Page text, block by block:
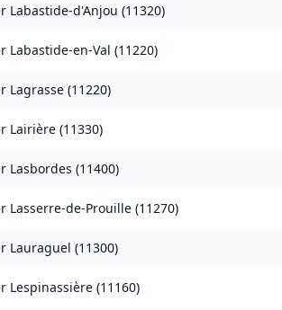
Labastide-d'Anjou (11320)
Labastide-en-Val (11220)
Lagrasse (11220)
Lairière (11330)
Lasbordes (11400)
Lasserre-de-Prouille (11270)
Lauraguel (11300)
Lespinassière (11160)